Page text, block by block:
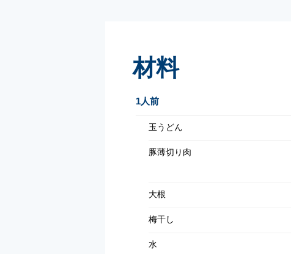
材料
1人前
玉うどん
豚薄切り肉
大根
梅干し
水